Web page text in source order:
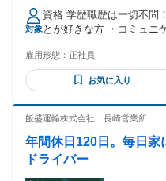
時間：28時間30分） 固定
は別途残業代を支給する 交通費：交通費支給 交通費別途支給
（規定有） ※従業員専用
自家用車等での通勤につ
対象
資格 学歴職歴は一切不問
とが好きな方 ・コミュニ
や資格、販売や配達の経
長、エリアマネージャー
ことやコミュニケーショ
さい！お待ちしています！ 年齢の条件と理由：例外事由3号の
雇用形態： 正社員
お気に入り
飯盛運輸株式会社 長崎営業所
年間休日120日。毎日家
ドライバー